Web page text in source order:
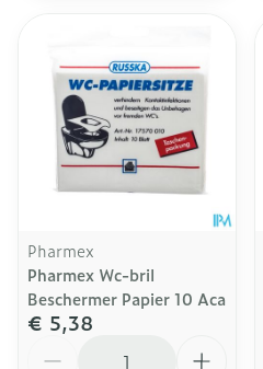
Pharmex
Pharmex Wc-bril
Beschermer Papier 10 Aca
€ 5,38